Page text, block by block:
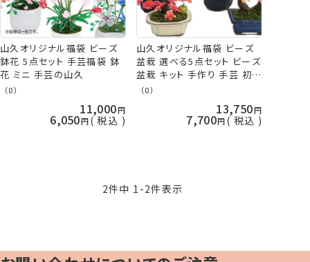
山久オリジナル福袋 ビーズ
鉢花 5点セット 手芸福袋 鉢
花 ミニ 手芸の山久
（0）
11,000
6,050 税込
山久オリジナル福袋 ビーズ
盆栽 選べる5点セット ビーズ
盆栽 キット 手作り 手芸 初心
者 ミニ盆栽 BONSAI
じ イチョウ 梅 日本製 手芸の
（0）
13,750
7,700 税込
2件中 1 -2件表示